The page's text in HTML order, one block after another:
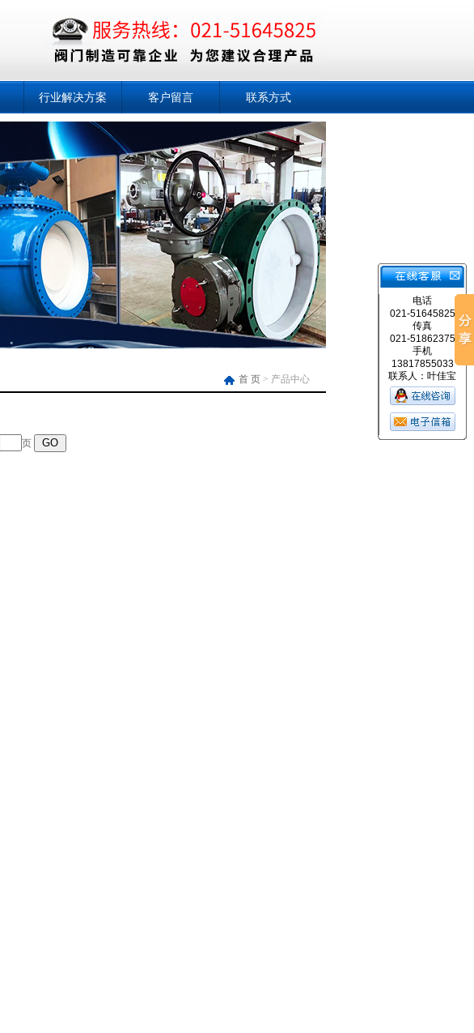
行业解决方案 客户留言 联系方式
首 页 > 产品中心
页
电话
021-51645825
传真
021-51862375
手机
13817855033
联系人：叶佳宝